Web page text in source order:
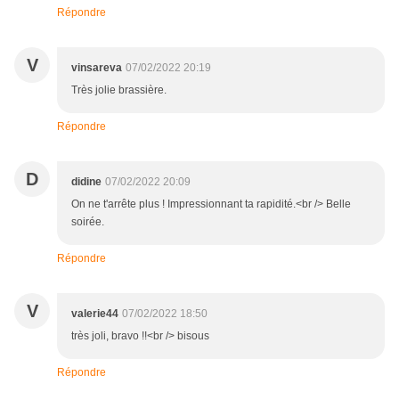
Répondre
V vinsareva 07/02/2022 20:19
Très jolie brassière.
Répondre
D didine 07/02/2022 20:09
On ne t'arrête plus ! Impressionnant ta rapidité.<br /> Belle
soirée.
Répondre
V valerie44 07/02/2022 18:50
très joli, bravo !!<br /> bisous
Répondre